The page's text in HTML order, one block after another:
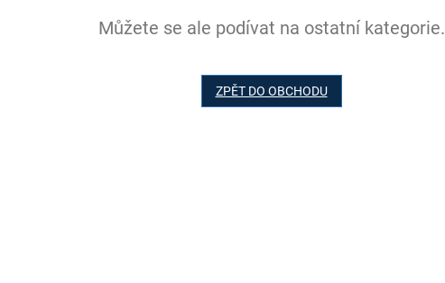
Můžete se ale podívat na ostatní kategorie.
ZPĚT DO OBCHODU